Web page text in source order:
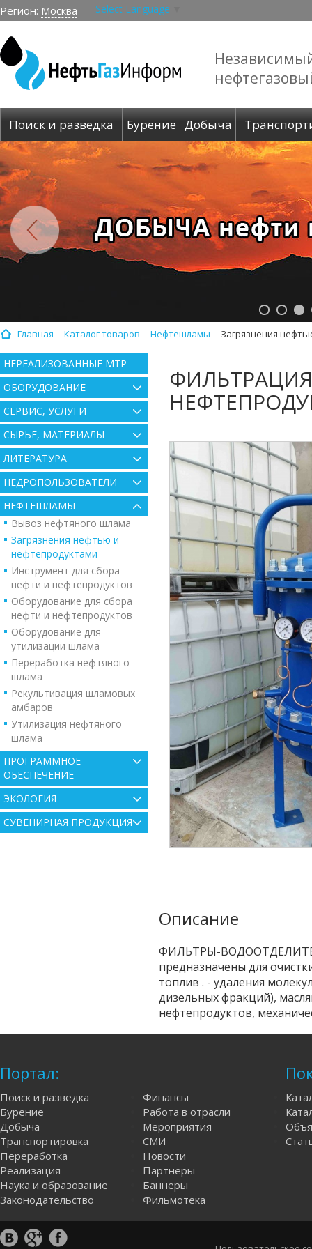
Регион: Москва Select Language
Поиск и разведка Бурение Добыча
Главная Каталог товаров Нефтешламы Загрязнения
НЕРЕАЛИЗОВАННЫЕ МТР
ОБОРУДОВАНИЕ
СЕРВИС, УСЛУГИ
СЫРЬЕ, МАТЕРИАЛЫ
ЛИТЕРАТУРА
НЕДРОПОЛЬЗОВАТЕЛИ
НЕФТЕШЛАМЫ
Вывоз нефтяного шлама
Загрязнения нефтью и
нефтепродуктами
Инструмент для сбора
нефти и нефтепродуктов
Оборудование для сбора
нефти и нефтепродуктов
Оборудование для
утилизации шлама
Переработка нефтяного
шлама
Рекультивация шламовых
амбаров
Утилизация нефтяного
шлама
ПРОГРАММНОЕ
ОБЕСПЕЧЕНИЕ
ЭКОЛОГИЯ
СУВЕНИРНАЯ ПРОДУКЦИЯ
Описание
ФИЛЬТРЫ-
предназначены для
топлив . - удаления
дизельных фракций),
нефтепродуктов,
Портал:
Поиск и разведка
Бурение
Добыча
Транспортировка
Переработка
Реализация
Наука и образование
Законодательство
Финансы
Работа в отрасли
Мероприятия
СМИ
Новости
Партнеры
Баннеры
Фильмотека